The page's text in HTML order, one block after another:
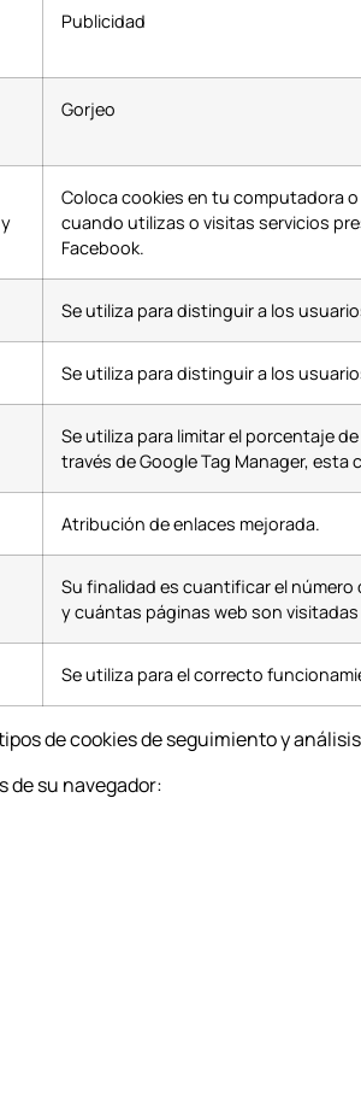
Publicidad
Gorjeo
Coloca cookies en tu computadora
cuando utilizas o visitas servicios
Facebook.
Se utiliza para distinguir a los
Se utiliza para distinguir a los
Se utiliza para limitar el porcentaje
través de Google Tag Manager, esta
Atribución de enlaces mejorada.
Su finalidad es cuantificar el
y cuántas páginas web son
Se utiliza para el correcto
de cookies de seguimiento y
de su navegador: